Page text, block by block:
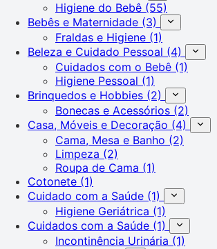
Higiene do Bebê (55)
Bebês e Maternidade (3)
Fraldas e Higiene (1)
Beleza e Cuidado Pessoal (4)
Cuidados com o Bebê (1)
Higiene Pessoal (1)
Brinquedos e Hobbies (2)
Bonecas e Acessórios (2)
Casa, Móveis e Decoração (4)
Cama, Mesa e Banho (2)
Limpeza (2)
Roupa de Cama (1)
Cotonete (1)
Cuidado com a Saúde (1)
Higiene Geriátrica (1)
Cuidados com a Saúde (1)
Incontinência Urinária (1)